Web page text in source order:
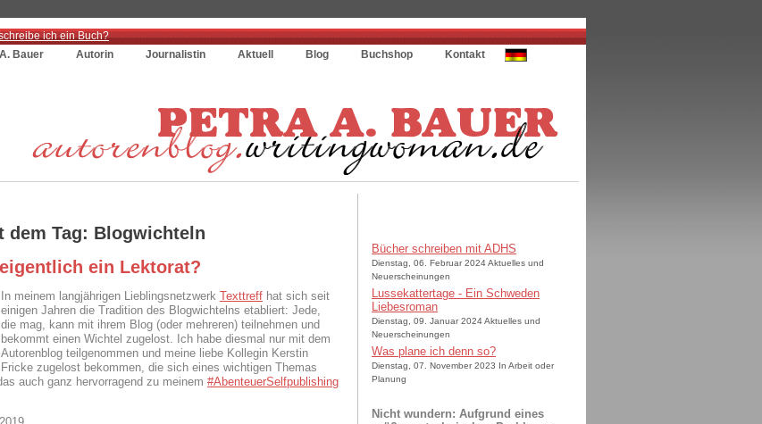
ich ein Buch?
Bauer Autorin Journalistin Aktuell Blog Buchshop Kontakt
dem Tag: Blogwichteln
ein Lektorat?
In meinem langjährigen Lieblingsnetzwerk Texttreff hat sich seit
einigen Jahren die Tradition des Blogwichtelns etabliert: Jede,
die mag, kann mit ihrem Blog (oder mehreren) teilnehmen und
bekommt einen Wichtel zugelost. Ich habe diesmal nur mit dem
Autorenblog teilgenommen und meine liebe Kollegin Kerstin
Fricke zugelost bekommen, die sich eines wichtigen Themas
auch ganz hervorragend zu meinem #AbenteuerSelfpublishing
Bücher schreiben mit ADHS
Dienstag, 06. Februar 2024 Aktuelles und
Neuerscheinungen
Lussekattertage - Ein Schweden
Liebesroman
Dienstag, 09. Januar 2024 Aktuelles und
Neuerscheinungen
Was plane ich denn so?
Dienstag, 07. November 2023 In Arbeit oder
Planung
Nicht wundern: Aufgrund eines